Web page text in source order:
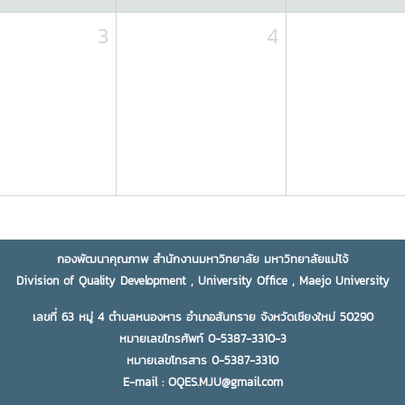
3 4
กองพัฒนาคุณภาพ สำนักงานมหาวิทยาลัย มหาวิทยาลัยแม่โจ้
Division of Quality Development , University Office , Maejo University
เลขที่ 63 หมู่ 4 ตำบลหนองหาร อำเภอสันทราย จังหวัดเชียงใหม่ 50290
หมายเลขโทรศัพท์ 0-5387-3310-3
หมายเลขโทรสาร 0-5387-3310
E-mail : OQES.MJU@gmail.com